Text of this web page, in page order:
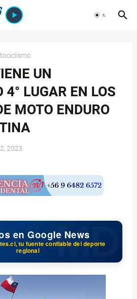
UN
4° LUGAR EN LOS
MOTO ENDURO
2023
en Google News
tu fuente confiable del deporte
regional